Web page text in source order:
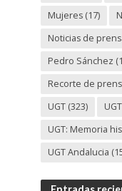
Mujeres(17)
Noticias de
Pedro Sánchez
Recorte de
UGT(323)
UGT: Memoria
UGT Andalucia